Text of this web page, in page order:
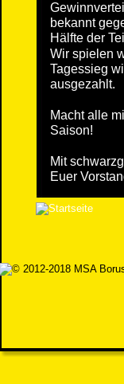
bekannt
Hälfte der
Wir spielen
Tagessieg
ausgezahlt.
Macht alle
Saison!
Mit
Euer